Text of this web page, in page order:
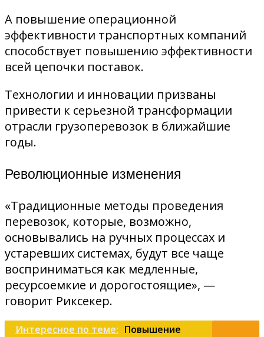
А повышение операционной
эффективности транспортных компаний
способствует повышению эффективности
всей цепочки поставок.
Технологии и инновации призваны
привести к серьезной трансформации
отрасли грузоперевозок в ближайшие
годы.
Революционные изменения
«Традиционные методы проведения
перевозок, которые, возможно,
основывались на ручных процессах и
устаревших системах, будут все чаще
восприниматься как медленные,
ресурсоемкие и дорогостоящие», —
говорит Риксекер.
Интересное по теме: Повышение